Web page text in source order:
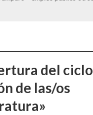
del ciclo
de las/os